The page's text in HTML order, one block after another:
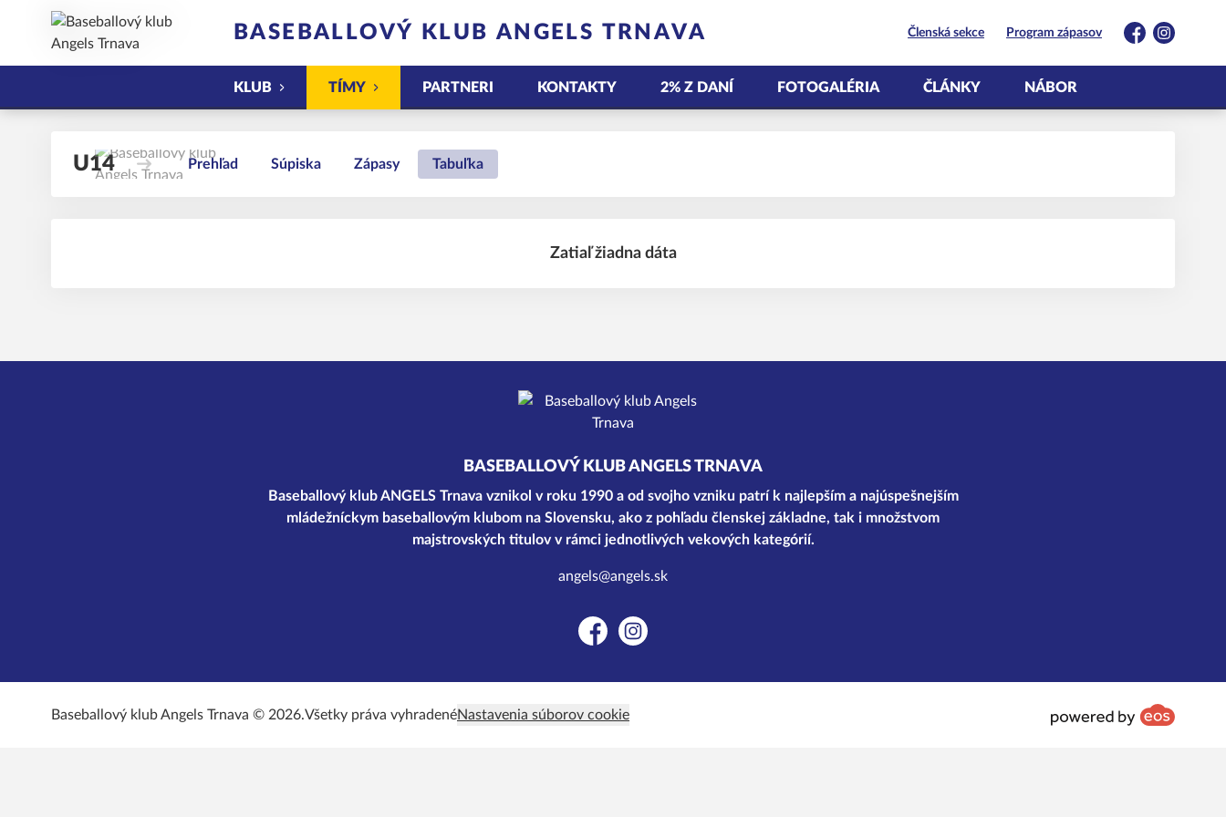
BASEBALLOVÝ KLUB ANGELS TRNAVA Členská sekce Program zápasov
FacebookInstagram
KLUB TÍMY PARTNERI KONTAKTY 2% Z DANÍ FOTOGALÉRIA ČLÁNKY NÁBOR
U14 Prehľad Súpiska Zápasy Tabuľka
Zatiaľ žiadna dáta
BASEBALLOVÝ KLUB ANGELS TRNAVA
Baseballový klub ANGELS Trnava vznikol v roku 1990 a od svojho vzniku patrí k najlepším a najúspešnejším
mládežníckym baseballovým klubom na Slovensku, ako z pohľadu členskej základne, tak i množstvom
majstrovských titulov v rámci jednotlivých vekových kategórií.
angels@angels.sk
FacebookInstagram
Baseballový klub Angels Trnava © 2026.Všetky práva vyhradenéNastavenia súborov cookie